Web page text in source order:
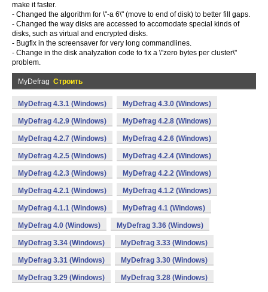
make it faster.
- Changed the algorithm for \"-a 6\" (move to end of disk) to better fill gaps.
- Changed the way disks are accessed to accomodate special kinds of
disks, such as virtual and encrypted disks.
- Bugfix in the screensaver for very long commandlines.
- Change in the disk analyzation code to fix a \"zero bytes per cluster\"
problem.
MyDefrag Строить
MyDefrag 4.3.1 (Windows) MyDefrag 4.3.0 (Windows)
MyDefrag 4.2.9 (Windows) MyDefrag 4.2.8 (Windows)
MyDefrag 4.2.7 (Windows) MyDefrag 4.2.6 (Windows)
MyDefrag 4.2.5 (Windows) MyDefrag 4.2.4 (Windows)
MyDefrag 4.2.3 (Windows) MyDefrag 4.2.2 (Windows)
MyDefrag 4.2.1 (Windows) MyDefrag 4.1.2 (Windows)
MyDefrag 4.1.1 (Windows) MyDefrag 4.1 (Windows)
MyDefrag 4.0 (Windows) MyDefrag 3.36 (Windows)
MyDefrag 3.34 (Windows) MyDefrag 3.33 (Windows)
MyDefrag 3.31 (Windows) MyDefrag 3.30 (Windows)
MyDefrag 3.29 (Windows) MyDefrag 3.28 (Windows)